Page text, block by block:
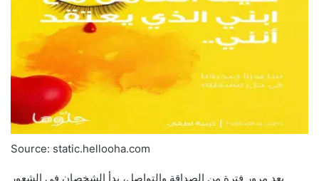
Source: static.hellooha.com
بعد مرور فترة من الصداقة والتواصل، بدأ الشخصان في الشعور